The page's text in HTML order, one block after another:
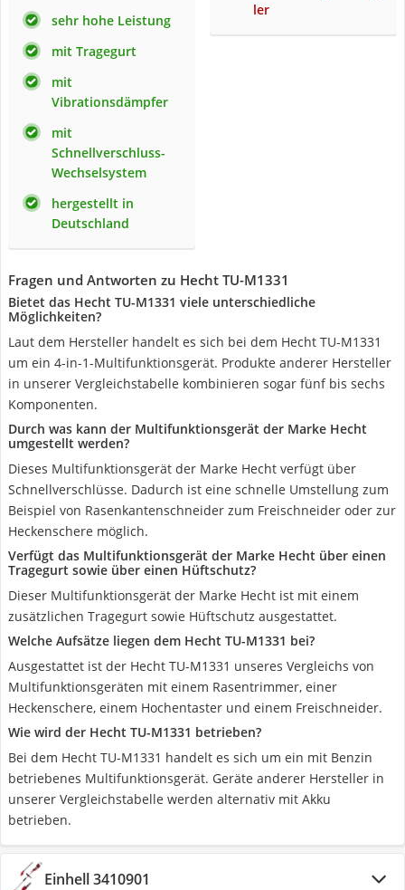
sehr hohe Leistung
mit Tragegurt
mit
Vibrationsdämpfer
mit
Schnellverschluss-
Wechselsystem
hergestellt in
Deutschland
ler
Fragen und Antworten zu Hecht TU-M1331
Bietet das Hecht TU-M1331 viele unterschiedliche
Möglichkeiten?
Laut dem Hersteller handelt es sich bei dem Hecht TU-M1331
um ein 4-in-1-Multifunktionsgerät. Produkte anderer Hersteller
in unserer Vergleichstabelle kombinieren sogar fünf bis sechs
Komponenten.
Durch was kann der Multifunktionsgerät der Marke Hecht
umgestellt werden?
Dieses Multifunktionsgerät der Marke Hecht verfügt über
Schnellverschlüsse. Dadurch ist eine schnelle Umstellung zum
Beispiel von Rasenkantenschneider zum Freischneider oder zur
Heckenschere möglich.
Verfügt das Multifunktionsgerät der Marke Hecht über einen
Tragegurt sowie über einen Hüftschutz?
Dieser Multifunktionsgerät der Marke Hecht ist mit einem
zusätzlichen Tragegurt sowie Hüftschutz ausgestattet.
Welche Aufsätze liegen dem Hecht TU-M1331 bei?
Ausgestattet ist der Hecht TU-M1331 unseres Vergleichs von
Multifunktionsgeräten mit einem Rasentrimmer, einer
Heckenschere, einem Hochentaster und einem Freischneider.
Wie wird der Hecht TU-M1331 betrieben?
Bei dem Hecht TU-M1331 handelt es sich um ein mit Benzin
betriebenes Multifunktionsgerät. Geräte anderer Hersteller in
unserer Vergleichstabelle werden alternativ mit Akku
betrieben.
Einhell ‎3410901